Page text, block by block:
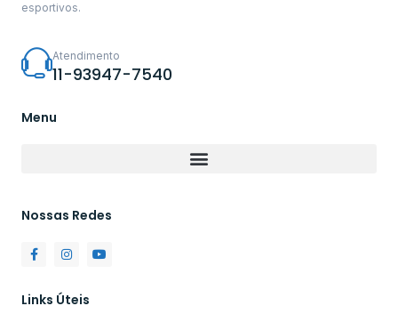
esportivos.
Atendimento
11-93947-7540
Menu
Nossas Redes
Links Úteis